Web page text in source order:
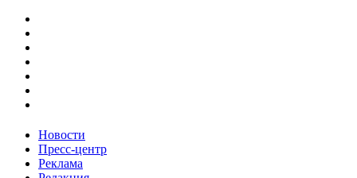
Новости
Пресс-центр
Реклама